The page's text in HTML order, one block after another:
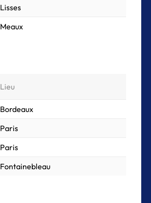
Lisses
Meaux
Lieu
Bordeaux
Paris
Paris
Fontainebleau